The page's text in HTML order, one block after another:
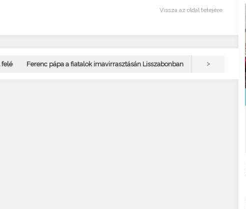
Vissza az oldal tetejére
felé Ferenc pápa a fiatalok imavirrasztásán Lisszabonban >